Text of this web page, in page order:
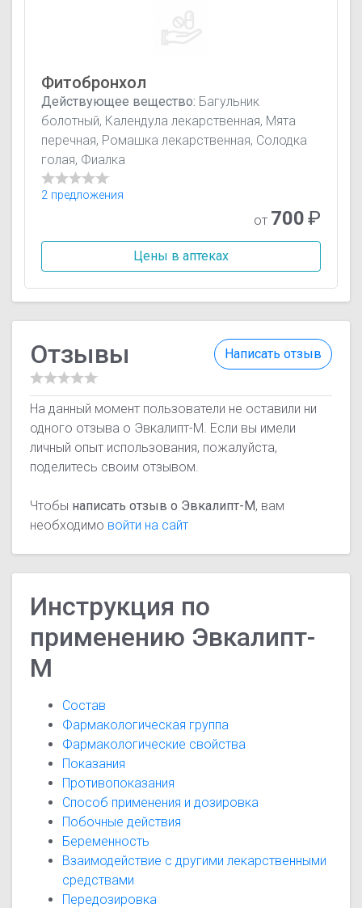
Фитобронхол
Действующее вещество: Багульник
болотный, Календула лекарственная, Мята
перечная, Ромашка лекарственная, Солодка
голая, Фиалка
2 предложения
от 700₽
Цены в аптеках
Написать отзыв
Отзывы
На данный момент пользователи не оставили ни
одного отзыва о Эвкалипт-М. Если вы имели
личный опыт использования, пожалуйста,
поделитесь своим отзывом.
Чтобы написать отзыв о Эвкалипт-М, вам
необходимо войти на сайт
Инструкция по
применению Эвкалипт-
М
Состав
Фармакологическая группа
Фармакологические свойства
Показания
Противопоказания
Способ применения и дозировка
Побочные действия
Беременность
Взаимодействие с другими лекарственными
средствами
Передозировка